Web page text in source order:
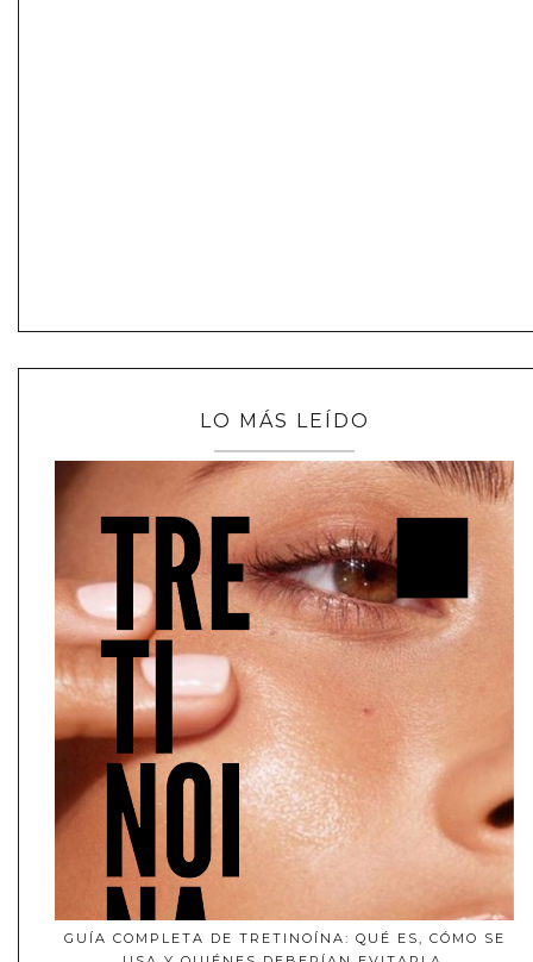
LO MÁS LEÍDO
GUÍA COMPLETA DE TRETINOÍNA: QUÉ ES, CÓMO SE